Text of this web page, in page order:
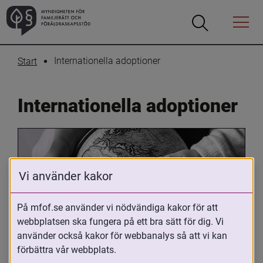
Öppna
Öppna
Menyn
Start Internationella adoptioner
Internationella adoptioner
Oavsett om du är adopterad,
adoptivförälder eller arbetar med
Vi använder kakor
På mfof.se använder vi nödvändiga kakor för att
webbplatsen ska fungera på ett bra sätt för dig. Vi
använder också kakor för webbanalys så att vi kan
förbättra vår webbplats.